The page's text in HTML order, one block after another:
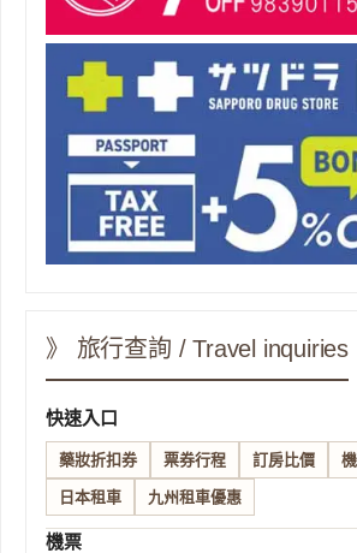
》 旅行查詢 / Travel inquiries
快速入口
藥妝折扣券 票券行程 訂房比價
日本租車 九州租車優惠
機票